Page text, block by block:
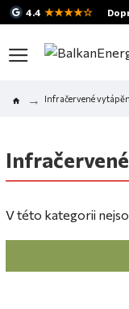
4.4 ★★★★☆
Infračervené
V této kategorii